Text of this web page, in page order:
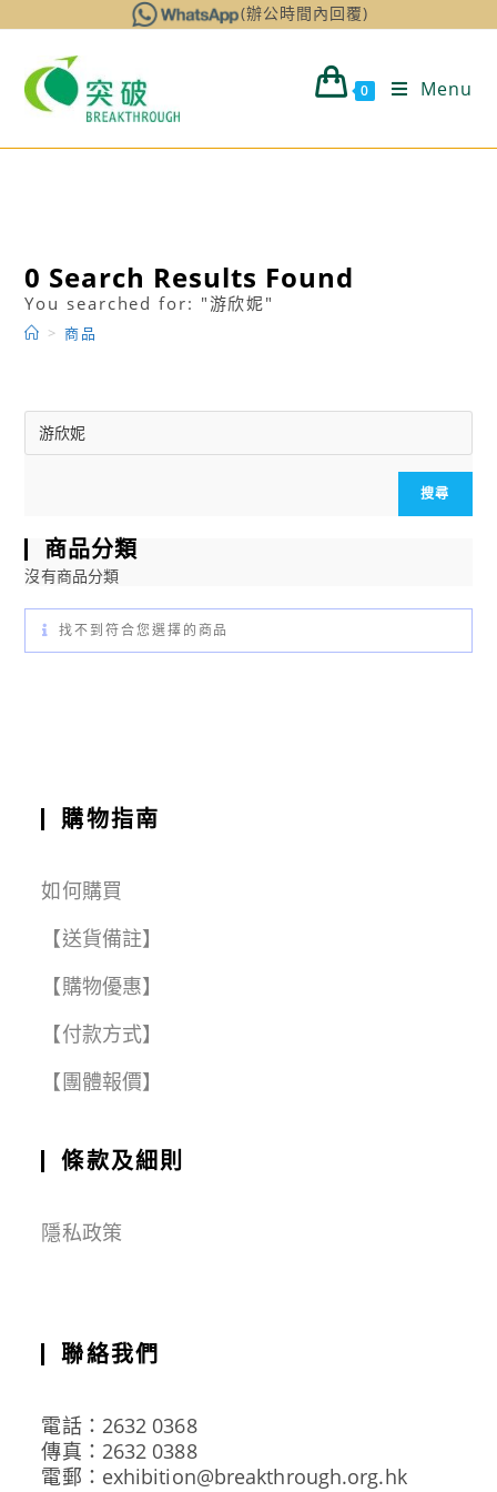
to
content
(辦公時間內回覆)
0 Menu
0 Search Results Found
You searched for: "游欣妮"
> 商品
搜尋
商品分類
沒有商品分類
找不到符合您選擇的商品
購物指南
如何購買
【送貨備註】
【購物優惠】
【付款方式】
【團體報價】
條款及細則
隱私政策
聯絡我們
電話：2632 0368
傳真：2632 0388
電郵：exhibition@breakthrough.org.hk